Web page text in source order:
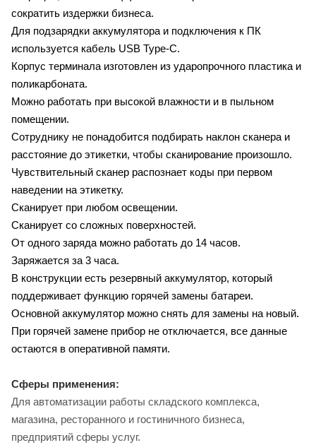
сократить издержки бизнеса.
Для подзарядки аккумулятора и подключения к ПК
используется кабель USB Type-C.
Корпус терминала изготовлен из ударопрочного пластика и
поликарбоната.
Можно работать при высокой влажности и в пыльном
помещении.
Сотруднику не понадобится подбирать наклон сканера и
расстояние до этикетки, чтобы сканирование произошло.
Чувствительный сканер распознает коды при первом
наведении на этикетку.
Сканирует при любом освещении.
Сканирует со сложных поверхностей.
От одного заряда можно работать до 14 часов.
Заряжается за 3 часа.
В конструкции есть резервный аккумулятор, который
поддерживает функцию горячей замены батареи.
Основной аккумулятор можно снять для замены на новый.
При горячей замене прибор не отключается, все данные
остаются в оперативной памяти.
Сферы применения:
Для автоматизации работы складского комплекса,
магазина, ресторанного и гостиничного бизнеса,
предприятий сферы услуг.